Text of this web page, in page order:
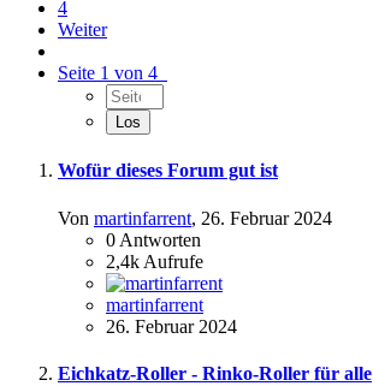
4
Weiter
Seite 1 von 4
Wofür dieses Forum gut ist
Von martinfarrent, 26. Februar 2024
0 Antworten
2,4k Aufrufe
martinfarrent
26. Februar 2024
Eichkatz-Roller - Rinko-Roller für alle